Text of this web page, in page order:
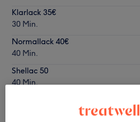
Klarlack 35€
30 Min.
Normallack 40€
40 Min.
Shellac 50
40 Min.
Nicht gefunden wonach du gesucht hast?